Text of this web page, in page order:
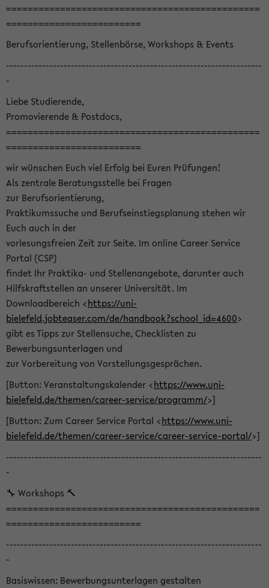
===============================================
=========================
Berufsorientierung, Stellenbörse, Workshops & Events
-----------------------------------------------------------------------
-
Liebe Studierende,
Promovierende & Postdocs,
===============================================
=========================
wir wünschen Euch viel Erfolg bei Euren Prüfungen!
Als zentrale Beratungsstelle bei Fragen
zur Berufsorientierung,
Praktikumssuche und Berufseinstiegsplanung stehen wir
Euch auch in der
vorlesungsfreien Zeit zur Seite. Im online Career Service
Portal (CSP)
findet Ihr Praktika- und Stellenangebote, darunter auch
Hilfskraftstellen an unserer Universität. Im
Downloadbereich <https://uni-
bielefeld.jobteaser.com/de/handbook?school_id=4600>
gibt es Tipps zur Stellensuche, Checklisten zu
Bewerbungsunterlagen und
zur Vorbereitung von Vorstellungsgesprächen.
[Button: Veranstaltungskalender <https://www.uni-
bielefeld.de/themen/career-service/programm/>]
[Button: Zum Career Service Portal <https://www.uni-
bielefeld.de/themen/career-service/career-service-portal/>]
-----------------------------------------------------------------------
-
🔧 Workshops 🔨
===============================================
=========================
-----------------------------------------------------------------------
-
Basiswissen: Bewerbungsunterlagen gestalten